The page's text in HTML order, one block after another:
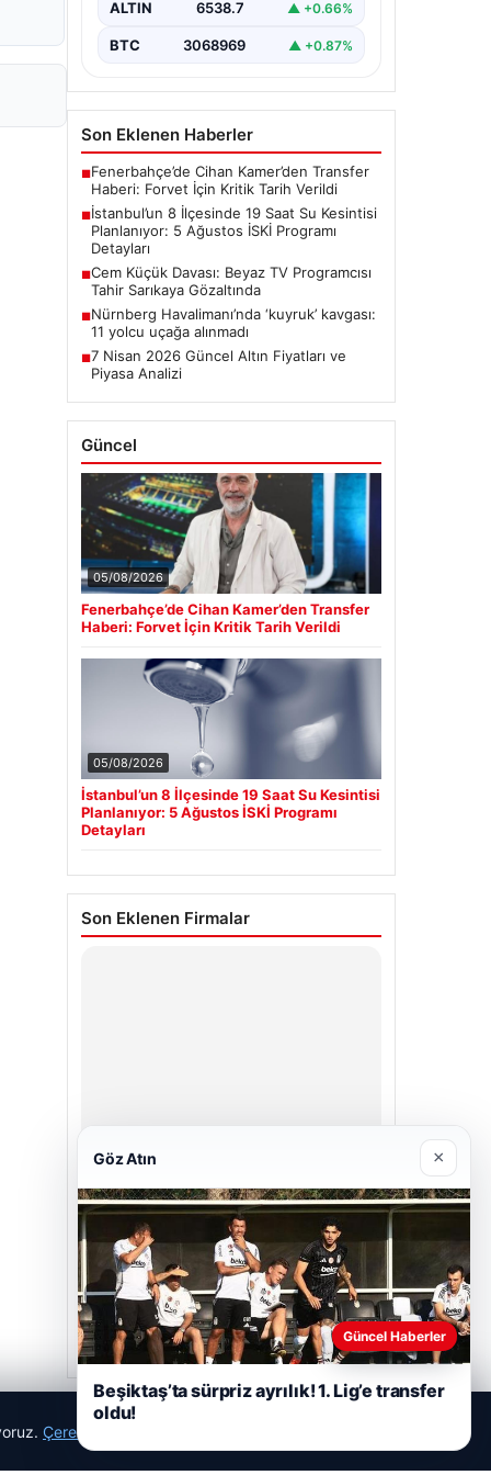
çalışmaları kapsamında…
ALTIN 6538.7 ▲ +0.66%
BTC 3068969 ▲ +0.87%
Son Eklenen Haberler
■Fenerbahçe’de Cihan Kamer’den Transfer
Haberi: Forvet İçin Kritik Tarih Verildi
■İstanbul’un 8 İlçesinde 19 Saat Su Kesintisi
Planlanıyor: 5 Ağustos İSKİ Programı
Detayları
■Cem Küçük Davası: Beyaz TV Programcısı
Tahir Sarıkaya Gözaltında
■Nürnberg Havalimanı’nda ‘kuyruk’ kavgası:
11 yolcu uçağa alınmadı
■7 Nisan 2026 Güncel Altın Fiyatları ve
Piyasa Analizi
Güncel
05/08/2026
Fenerbahçe’de Cihan Kamer’den Transfer
Haberi: Forvet İçin Kritik Tarih Verildi
05/08/2026
İstanbul’un 8 İlçesinde 19 Saat Su Kesintisi
Planlanıyor: 5 Ağustos İSKİ Programı
Detayları
Son Eklenen Firmalar
Enes Kaplan Avukatlık Bürosu
28/04/2026
Çerez Politikamız
Göz Atın ×
Güncel Haberler
Beşiktaş’ta sürpriz ayrılık! 1. Lig’e transfer
oldu!